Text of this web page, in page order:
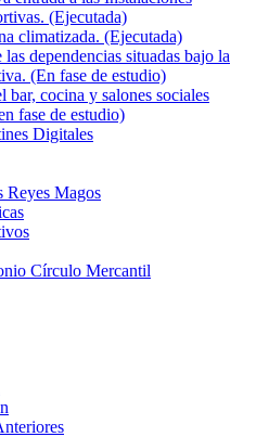
(Ejecutada)
climatizada. (Ejecutada)
dependencias situadas bajo la
(En fase de estudio)
bar, cocina y salones sociales
fase de estudio)
Digitales
Reyes Magos
Círculo Mercantil